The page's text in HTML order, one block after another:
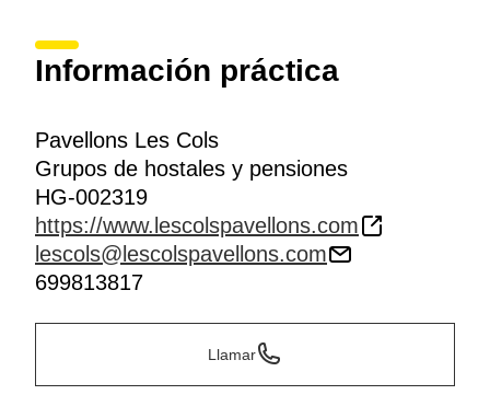
Información práctica
Pavellons Les Cols
Grupos de hostales y pensiones
HG-002319
https://www.lescolspavellons.com
lescols@lescolspavellons.com
699813817
Llamar